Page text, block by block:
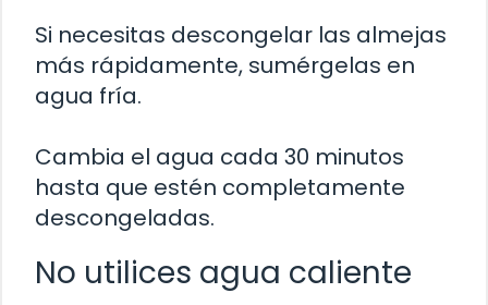
Si necesitas descongelar las almejas
más rápidamente, sumérgelas en
agua fría.
Cambia el agua cada 30 minutos
hasta que estén completamente
descongeladas.
No utilices agua caliente